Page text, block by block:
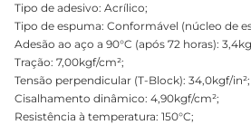
Tipo de adesivo: Acrílico;
Tipo de espuma: Conformável (núcleo de
Adesão ao aço a 90°C (após 72 horas):
Tração: 7,00kgf/cm²;
Tensão perpendicular (T-Block): 34,0kgf/in²;
Cisalhamento dinâmico: 4,90kgf/cm²;
Resistência à temperatura: 150°C;